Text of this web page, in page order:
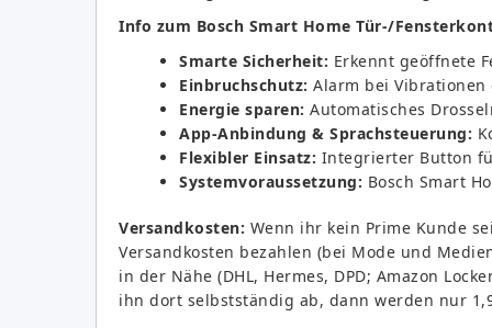
Info zum Bosch Smart Home Tür-/
Smarte Sicherheit: Erkennt geöffnete
Einbruchschutz: Alarm bei
Energie sparen: Automatisches
App-Anbindung & Sprachsteuerung:
Flexibler Einsatz: Integrierter Button
Systemvoraussetzung: Bosch Smart
Versandkosten: Wenn ihr kein Prime Kunde
Versandkosten bezahlen (bei Mode und
in der Nähe (DHL, Hermes, DPD; Amazon
ihn dort selbstständig ab, dann werden nur